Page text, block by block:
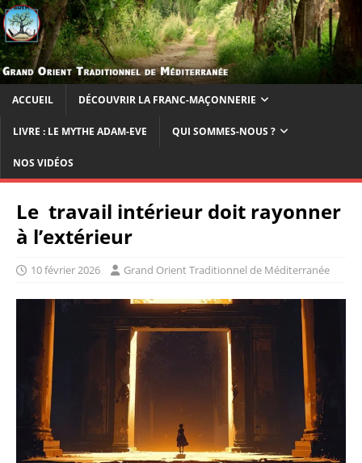
ACCUEIL DÉCOUVRIR LA FRANC-MAÇONNERIE
LIVRE : LE MYTHE ADAM-EVE QUI SOMMES-NOUS ?
NOS VIDÉOS
Le travail intérieur doit rayonner
à l’extérieur
10 février 2026 Grand Orient Traditionnel de Méditerranée